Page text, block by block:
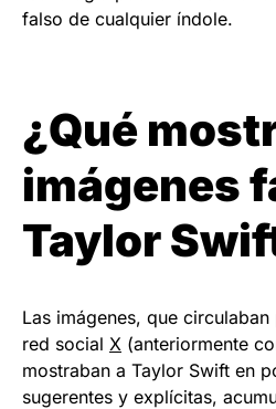
falso de cualquier índole.
¿Qué
imágenes
Taylor
Las imágenes, que
red social X (anteriormente
mostraban a Taylor Swift en
sugerentes y explícitas,